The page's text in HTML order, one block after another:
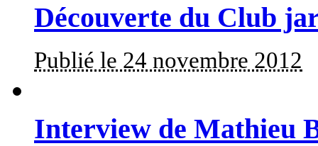
Découverte du Club
Publié le 24 novembre 2012
Interview de Mathieu